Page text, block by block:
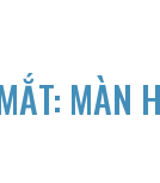
MÀN